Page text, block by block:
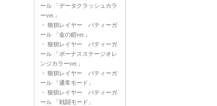
ール 「データクラッシュカラ
ーver.」
・ 狼狽レイヤー パティーガ
ール 「金の鎧ver.」
・ 狼狽レイヤー パティーガ
ール 「ボーナスステージオレ
ンジカラーver.」
・ 狼狽レイヤー パティーガ
ール 「通常モード」
・ 狼狽レイヤー パティーガ
ール 「戦闘モード」